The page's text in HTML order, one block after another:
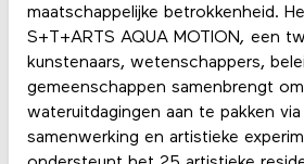
maatschappelijke betrokkenheid.
S+T+ARTS AQUA MOTION, een
kunstenaars, wetenschappers,
gemeenschappen samenbrengt
wateruitdagingen aan te pakken
samenwerking en artistieke